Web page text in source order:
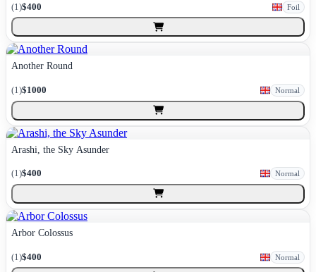
(1)$400 Foil
Another Round
(1)$1000 Normal
Arashi, the Sky Asunder
(1)$400 Normal
Arbor Colossus
(1)$400 Normal